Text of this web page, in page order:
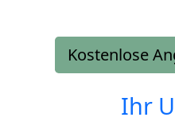
Kostenlose
Ihr